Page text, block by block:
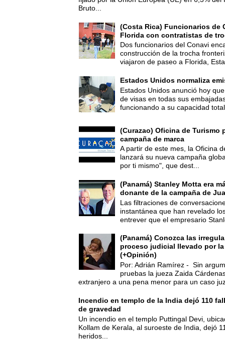
Bruto...
(Costa Rica) Funcionarios de
Florida con contratistas de
Dos funcionarios del Conavi
construcción de la trocha
viajaron de paseo a Florida,
Estados Unidos normaliza
Estados Unidos anunció hoy
de visas en todas sus
funcionando a su capacidad
(Curazao) Oficina de Turismo
campaña de marca
A partir de este mes, la Oficina
lanzará su nueva campaña
por ti mismo", que dest...
(Panamá) Stanley Motta era
donante de la campaña de
Las filtraciones de
instantánea que han revelado
entrever que el empresario
(Panamá) Conozca las
proceso judicial llevado por
(+Opinión)
Por: Adrián Ramírez - Sin
pruebas la jueza Zaida
extranjero a una pena menor para un caso
Incendio en templo de la India dejó 110
de gravedad
Un incendio en el templo Puttingal Devi,
Kollam de Kerala, al suroeste de India, dejó
heridos...